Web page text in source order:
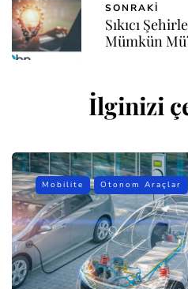
SONRAKI
Sıkıcı
Mümkün
İlginizi
Mobilite Otonom Araçlar